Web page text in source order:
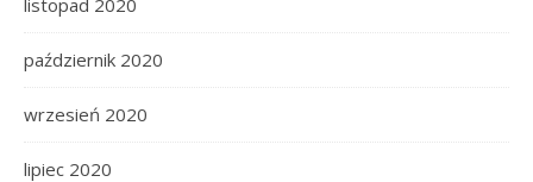
listopad 2020
październik 2020
wrzesień 2020
lipiec 2020